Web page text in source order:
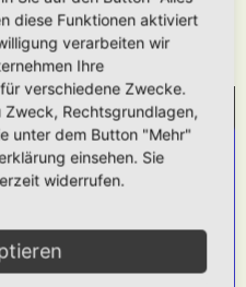
ohne die[media]Tags verwendet
generieren:
ZUSTIMMUNG, UM
ZU LADEN!
Dieser Service kann
sammeln. Bitte lesen
stimmen Sie der
diese Funktionen aktiviert
verarbeiten wir
Ihre
verschiedene Zwecke.
Rechtsgrundlagen,
unter dem Button "Mehr"
einsehen. Sie
widerrufen.